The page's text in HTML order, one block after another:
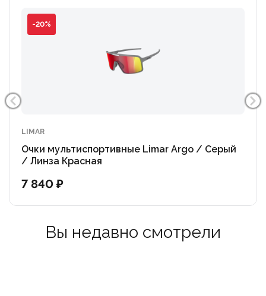
- Универсальность в любую погоду (Сменные линзы):
Краеугольный камень модели
Caos — ее исключительная адаптивность. Система
быстрой и интуитивно понятной
между основной зеркальной
линзой (Категория 3) для яркого солнца и прозрачной
линзой
(Категория 0), идущей в комплекте, для пасмурных
дней или условий
к любым капризам
погоды.
интенсивных нагрузок
-20%
LIMAR
Очки мультиспортивные Limar Argo / Серый
/ Линза Красная
7 840 ₽
Вы недавно смотрели